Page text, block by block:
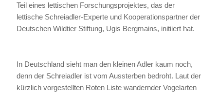
Teil eines lettischen Forschungsprojektes, das der
lettische Schreiadler-Experte und Kooperationspartner der
Deutschen Wildtier Stiftung, Ugis Bergmains, initiiert hat.
In Deutschland sieht man den kleinen Adler kaum noch,
denn der Schreiadler ist vom Aussterben bedroht. Laut der
kürzlich vorgestellten Roten Liste wandernder Vogelarten